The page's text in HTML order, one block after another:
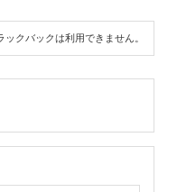
ックバックは利用できません。